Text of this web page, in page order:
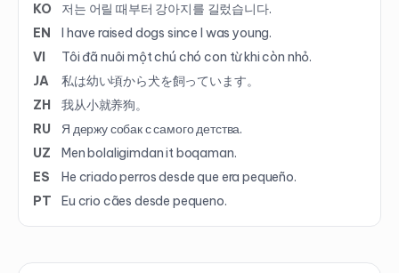
KO
저는 어릴 때부터 강아지를 길렀습니다.
EN
I have raised dogs since I was young.
VI
Tôi đã nuôi một chú chó con từ khi còn nhỏ.
JA
私は幼い頃から犬を飼っています。
ZH
我从小就养狗。
RU
Я держу собак с самого детства.
UZ
Men bolaligimdan it boqaman.
ES
He criado perros desde que era pequeño.
PT
Eu crio cães desde pequeno.